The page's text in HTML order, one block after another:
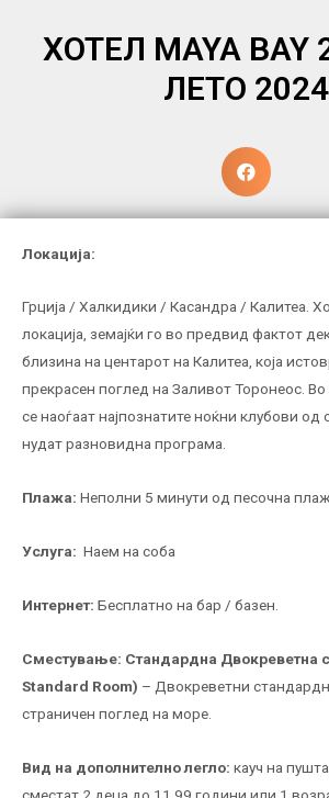
ХОТЕЛ MAYA BAY
ЛЕТО 2024
Локација:
Грција / Халкидики / Касандра / Калитеа.
локација, земајќи го во предвид фактот
близина на центарот на Калитеа, која
прекрасен поглед на Заливот Торонеос.
се наоѓаат најпознатите ноќни клубови од
нудат разновидна програма.
Плажа: Неполни 5 минути од песочна
Услуга: Наем на соба
Интернет: Бесплатно на бар / базен.
Сместување: Стандардна Двокреветна
Standard Room) – Двокреветни
страничен поглед на море.
Вид на дополнително легло: кауч на